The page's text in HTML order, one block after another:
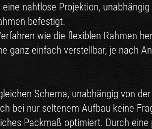
nahtlose Projektion, unabhängig
befestigt.
wie die flexiblen Rahmen
ganz einfach verstellbar, je nach
Schema, unabhängig von
bei nur seltenem Aufbau keine
Packmaß optimiert. Durch eine